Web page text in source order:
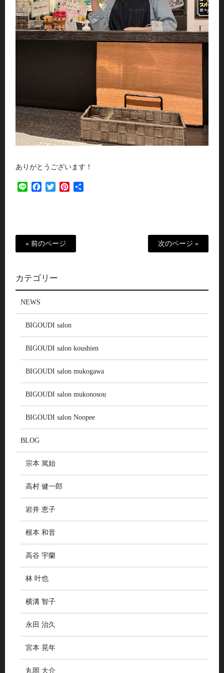
ありがとうございます！
Line FacebookTwitterPinterest
« 前のページ 次のページ »
カテゴリー
NEWS
BIGOUDI salon
BIGOUDI salon koushien
BIGOUDI salon mukogawa
BIGOUDI salon mukonosou
BIGOUDI salon Noopee
BLOG
宗本 篤始
高村 健一郎
岩井 恵子
根本 和音
高谷 宇蘭
林 叶也
横溝 智子
永田 治久
宮本 晃年
丸岡 大介